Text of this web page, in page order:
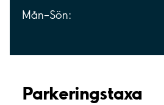
Mån–Sön:
Parkeringstaxa